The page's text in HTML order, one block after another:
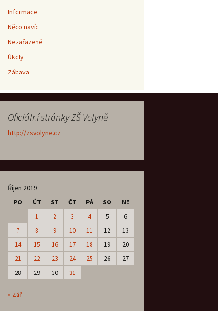
Informace
Něco navíc
Nezařazené
Úkoly
Zábava
Oficiální stránky ZŠ Volyně
http://zsvolyne.cz
Říjen 2019
PO
ÚT ST ČT PÁ SO
NE
1
2 3 4 5
6
7
8 9 10 11 12
13
14
15 16 17 18 19
20
21
22 23 24 25 26
27
28
29 30 31
« Zář